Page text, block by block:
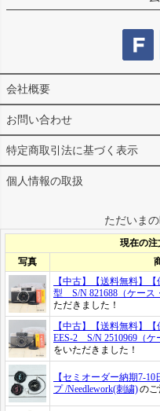
会社概要
お問い合わせ
特定商取引法に基づく表示
個人情報の取扱
ただいま